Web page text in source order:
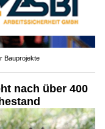
Bauprojekte
nach über 400